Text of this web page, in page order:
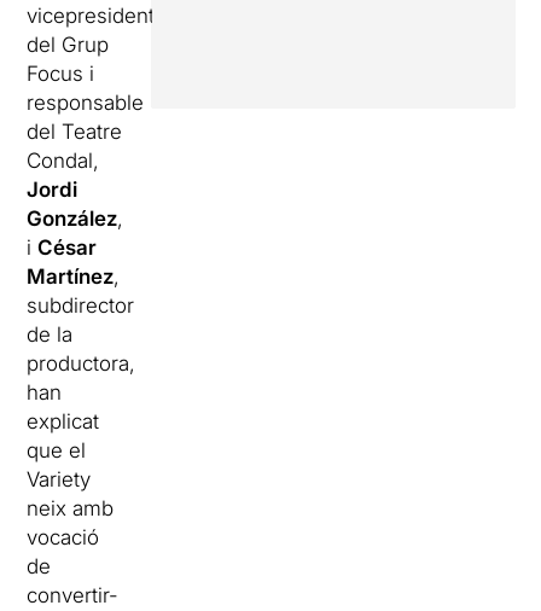
vicepresident
del Grup
Focus i
responsable
del Teatre
Condal,
Jordi
González,
iCésar
Martínez,
subdirector
de la
productora,
han
explicat
que el
Variety
neix amb
vocació
de
convertir-